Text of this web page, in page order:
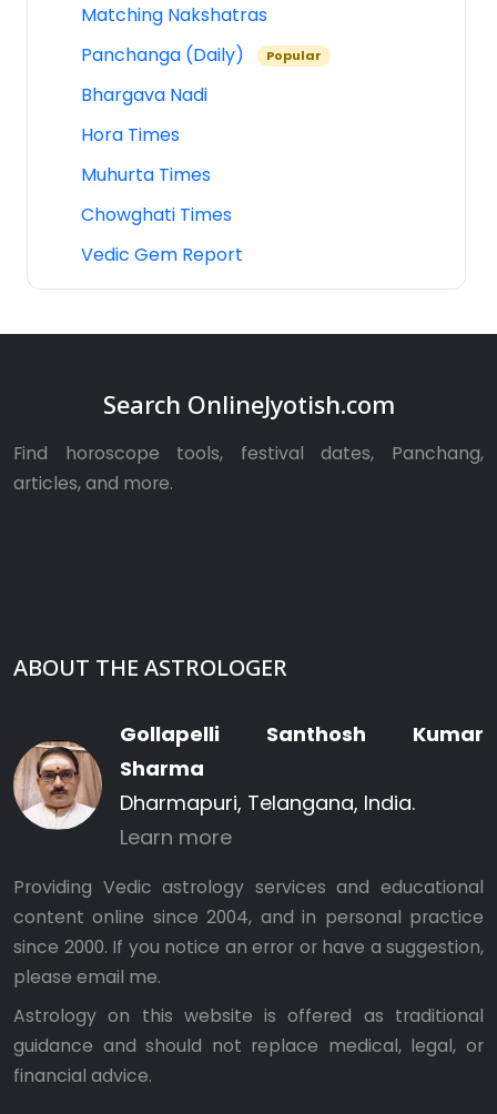
Matching Nakshatras
Panchanga (Daily)
Popular
Bhargava Nadi
Hora Times
Muhurta Times
Chowghati Times
Vedic Gem Report
Search OnlineJyotish.com
Find horoscope tools, festival dates, Panchang,
articles, and more.
ABOUT THE ASTROLOGER
Gollapelli Santhosh Kumar
Sharma
Dharmapuri, Telangana, India.
Learn more
Providing Vedic astrology services and educational
content online since 2004, and in personal practice
since 2000. If you notice an error or have a suggestion,
please email me.
Astrology on this website is offered as traditional
guidance and should not replace medical, legal, or
financial advice.